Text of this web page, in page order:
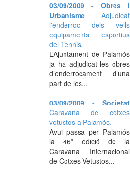
03/09/2009 - Obres i
Urbanisme Adjudicat
l'enderroc dels vells
equipaments esportius
del Tennis.
L’Ajuntament de Palamós
ja ha adjudicat les obres
d’enderrocament d’una
part de les...
03/09/2009 - Societat
Caravana de cotxes
vetustos a Palamós.
Avui passa per Palamós
la 46ª edició de la
Caravana Internacional
de Cotxes Vetustos...